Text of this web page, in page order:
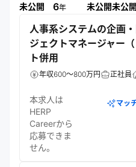
未公開
6年
未公開未公開
人事系システムの企画
ジェクトマネージャー
ト併用
年収600～800万円 正社員
本求人は
HERP
Careerから
応募できま
せん。
マッ